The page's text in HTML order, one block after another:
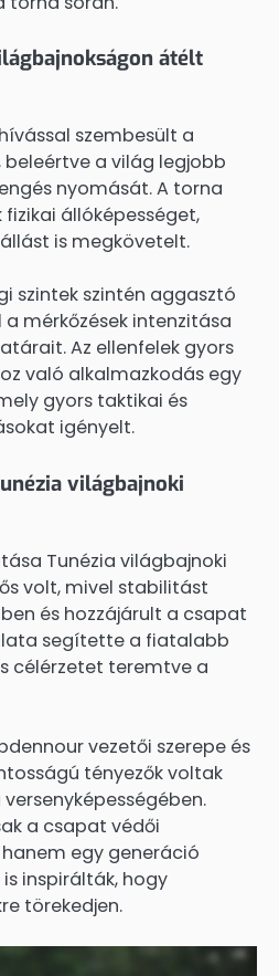
átélt
szembesült a
a világ legjobb
nyomását. A torna
állóképességet,
is megkövetelt.
szintek szintén aggasztó
mérkőzések intenzitása
Az ellenfelek gyors
való alkalmazkodás egy
gyors taktikai és
igényelt.
világbajnoki
Tunézia világbajnoki
volt, mivel stabilitást
és hozzájárult a csapat
segítette a fiatalabb
célérzetet teremtve a
vezetői szerepe és
tényezők voltak
a csapat védői
egy generáció
inspirálták, hogy
törekedjen.